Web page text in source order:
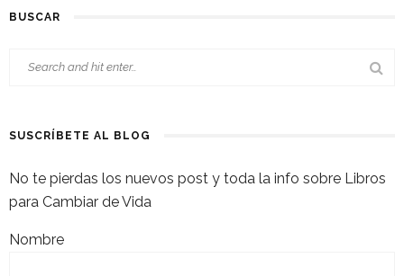
BUSCAR
SUSCRÍBETE AL BLOG
No te pierdas los nuevos post y toda la info sobre Libros
para Cambiar de Vida
Nombre